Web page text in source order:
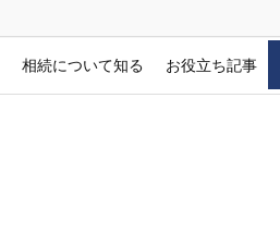
相続について知る お役立ち記事